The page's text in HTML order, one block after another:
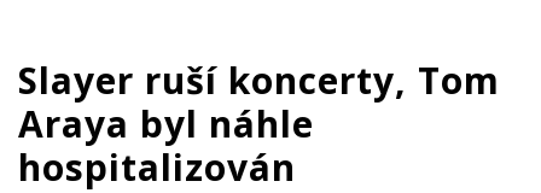
Slayer ruší koncerty, Tom
Araya byl náhle
hospitalizován